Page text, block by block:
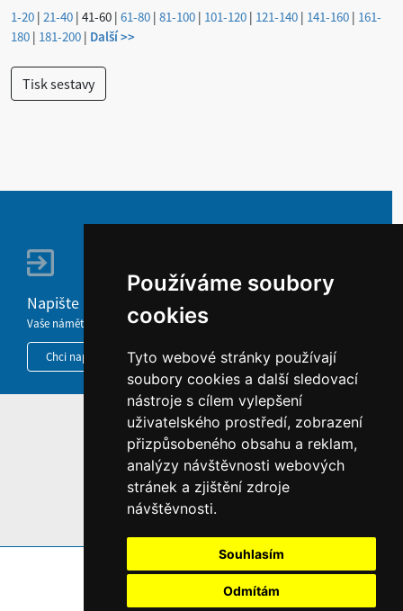
Používáme soubory
cookies
Tyto webové stránky používají
soubory cookies a další sledovací
nástroje s cílem vylepšení
uživatelského prostředí, zobrazení
přizpůsobeného obsahu a reklam,
analýzy návštěvnosti webových
stránek a zjištění zdroje
návštěvnosti.
Souhlasím
Odmítám
1-20 | 21-40 | 41-60 | 61-80 | 81-100 | 101-120 | 121-140 | 141-160 | 161-
180 | 181-200 | Další >>
Napište nám
Vaše náměty, komentáře, připomínky a dotazy nezůstanou bez odezvy.
Chci napsat MKČR
HOME
INFORMACE O WEBU